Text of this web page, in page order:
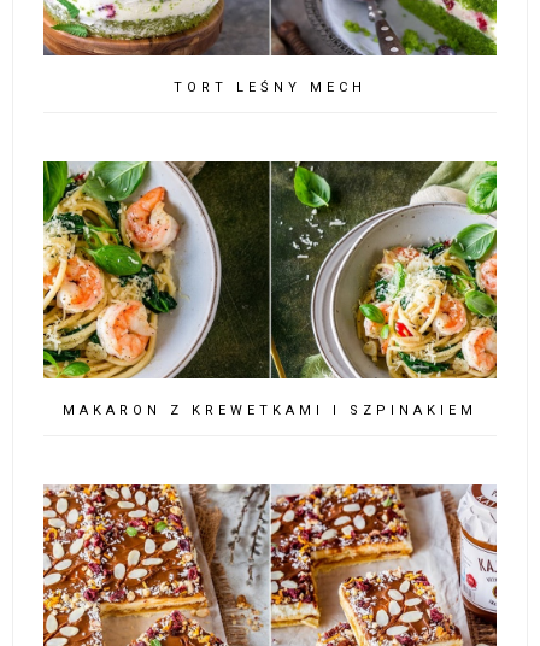
TORT LEŚNY MECH
MAKARON Z KREWETKAMI I SZPINAKIEM